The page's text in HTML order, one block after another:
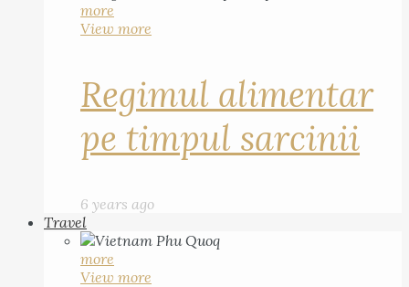
more
View more
Regimul alimentar
pe timpul sarcinii
6 years ago
Travel
more
View more